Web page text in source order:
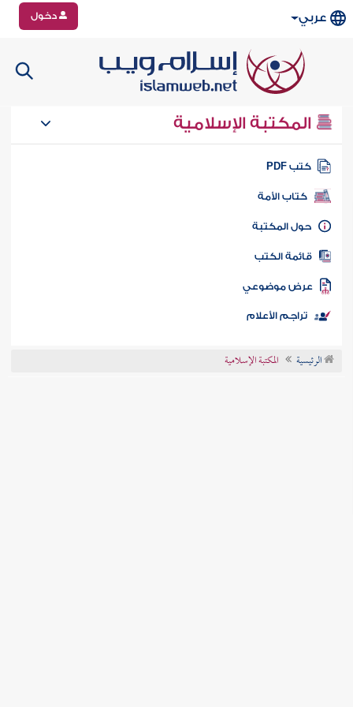
عربي دخول
المكتبة الإسلامية
كتب PDF
كتاب الأمة
المكتبة
الكتب
موضوعي
تراجم الأعلام
الرئيسية المكتبة الإسلامية